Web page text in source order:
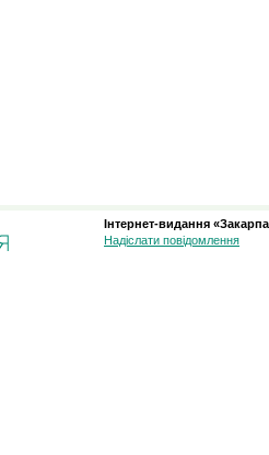
Інтернет-видання
Надіслати повідомлення